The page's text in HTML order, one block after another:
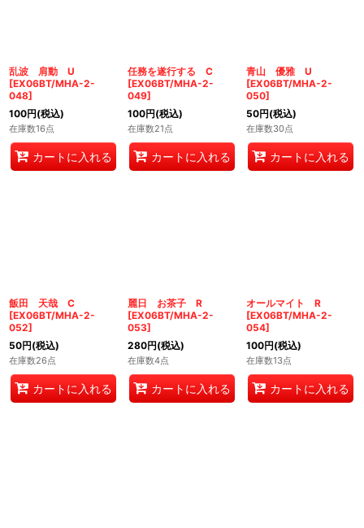
乱波 肩動 U
[EX06BT/MHA-2-
048]
100円(税込)
在庫数16点
カートに入れる
任務を遂行する C
[EX06BT/MHA-2-
049]
100円(税込)
在庫数21点
カートに入れる
青山 優雅 U
[EX06BT/MHA-2-
050]
50円(税込)
在庫数30点
カートに入れる
飯田 天哉 C
[EX06BT/MHA-2-
052]
50円(税込)
在庫数26点
カートに入れる
麗日 お茶子 R
[EX06BT/MHA-2-
053]
280円(税込)
在庫数4点
カートに入れる
オールマイト R
[EX06BT/MHA-2-
054]
100円(税込)
在庫数13点
カートに入れる